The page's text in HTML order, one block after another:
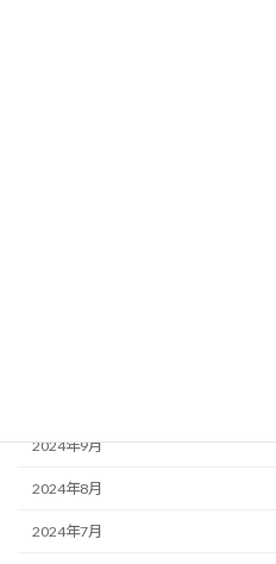
2024年9月
2024年8月
2024年7月